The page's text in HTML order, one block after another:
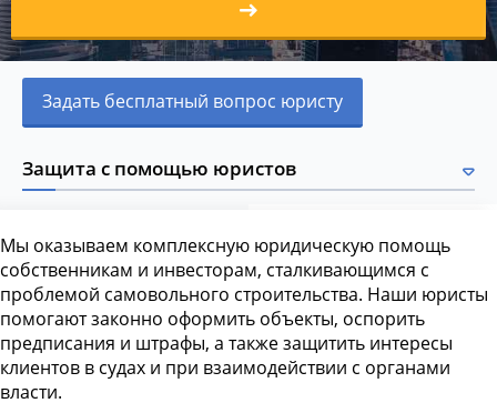
Задать бесплатный вопрос юристу
Защита с помощью юристов
Мы оказываем комплексную юридическую помощь
собственникам и инвесторам, сталкивающимся с
проблемой самовольного строительства. Наши юристы
помогают законно оформить объекты, оспорить
предписания и штрафы, а также защитить интересы
клиентов в судах и при взаимодействии с органами
власти.